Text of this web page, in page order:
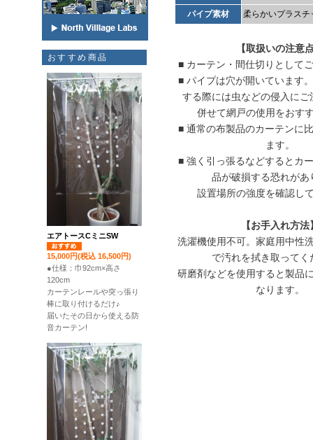
おすすめ商品
エアトースCミニSW
15,000円(税込 16,500円)
●仕様：巾92cm×高さ
120cm
カーテンレールや突っ張り
棒に取り付けるだけ♪
届いたその日から使える防
音カーテン!
パイプ素材
柔らかいプラスチ
【取扱いの注意
■ カーテン・間仕切りとして
■ パイプは穴が開いています
する際には虫などの侵入にご
併せて網戸の使用をおす
■ 通常の布製品のカーテンに
ます。
■ 強く引っ張るなどするとカ
品が破損する恐れがあ
設置場所の強度を確認し
【お手入れ方法
洗濯機使用不可。家庭用中性
で汚れを拭き取ってく
研磨剤などを使用すると製品
なります。